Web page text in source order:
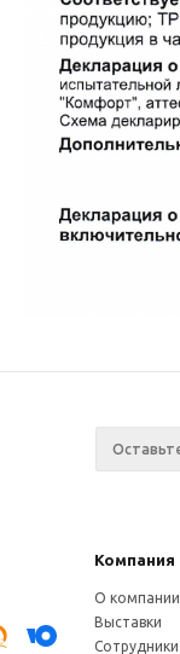
Компания
О компании
Выставки
Сотрудники